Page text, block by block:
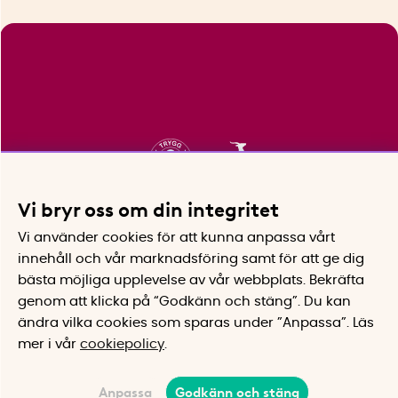
Vi bryr oss om din integritet
Vi använder cookies för att kunna anpassa vårt
innehåll och vår marknadsföring samt för att ge dig
bästa möjliga upplevelse av vår webbplats.
Bekräfta
genom att klicka på “Godkänn och stäng”. Du kan
ändra vilka cookies som sparas under ”Anpassa”.
Läs
mer i vår cookiepolicy
Anpassa Godkänn och stäng